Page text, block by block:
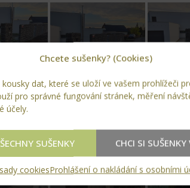
Chcete sušenky? (Cookies)
kousky dat, které se uloží ve vašem prohlížeči
pro správné fungování stránek, měření
účely.
SUŠENKY CHCI SI SUŠENKY
cookiesProhlášení o nakládání s osobními